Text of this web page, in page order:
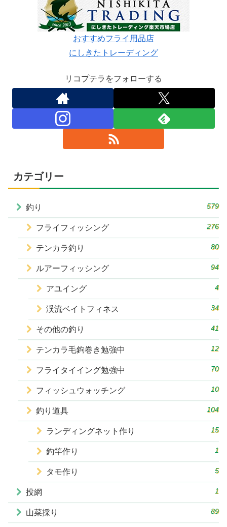
おすすめフライ用品店
にしきたトレーディング
リコプテラをフォローする
カテゴリー
釣り 579
フライフィッシング 276
テンカラ釣り 80
ルアーフィッシング 94
アユイング 4
渓流ベイトフィネス 34
その他の釣り 41
テンカラ毛鉤巻き勉強中 12
フライタイイング勉強中 70
フィッシュウォッチング 10
釣り道具 104
ランディングネット作り 15
釣竿作り 1
タモ作り 5
投網 1
山菜採り 89